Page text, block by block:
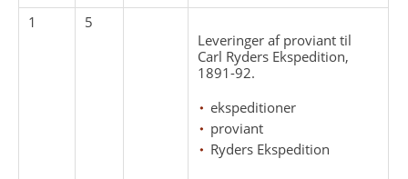
1
5
Leveringer af proviant til
Carl Ryders Ekspedition,
1891-92.
ekspeditioner
proviant
Ryders Ekspedition